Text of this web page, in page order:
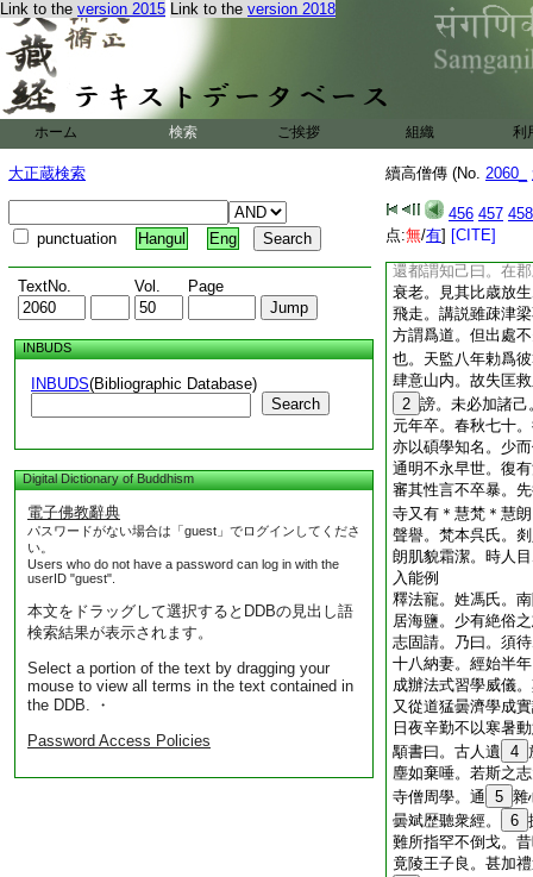
Link to the version 2015 Link to the version 2018
ホーム 検索 ご挨拶 組織 利
大正蔵検索
punctuation Hangul Eng
TextNo. Vol. Page
INBUDS
INBUDS(Bibliographic Database)
Search
Digital Dictionary of Buddhism
電子佛教辭典
パスワードがない場合は「guest」でログインしてくださ
い。
Users who do not have a password can log in with the
userID "guest".
本文をドラッグして選択するとDDBの見出し語
検索結果が表示されます。
Select a portion of the text by dragging your
mouse to view all terms in the text contained in
the DDB. ・
Password Access Policies
續高僧傳 (No. 2060_
456 457 458
点:無/有] [CITE]
與富貴遊往。行不
之物構改住寺。以天
一。葬于山墓
釋僧若。莊嚴寺僧
善。性好勤學。出
數通達。道俗器賞
尚書陸澄深相待接
東返虎丘。栖身幽
自足雲霞。雖復茹
任運罕復經懷。瑯
還都謂知己曰。在
衰老。見其比歳放
飛走。講説雖疎津
方謂爲道。但出處
也。天監八年勅爲
肆意山内。故失匡
2 謗。未必加諸
元年卒。春秋七十
亦以碩學知名。少
通明不永早世。復
審其性言不卒暴。
寺又有＊慧梵＊慧
聲譽。梵本呉氏。
朗肌貌霜潔。時人
入能例
釋法寵。姓馮氏。
居海鹽。少有絶俗
志固請。乃曰。須
十八納妻。經始半
成辦法式習學威儀
又從道猛曇濟學成
日夜辛勤不以寒暑
顒書曰。古人遺 4
塵如棄唾。若斯之
寺僧周學。通 5 雜
曇斌歴聽衆經。
6
難所指罕不倒戈。
竟陵王子良。甚加